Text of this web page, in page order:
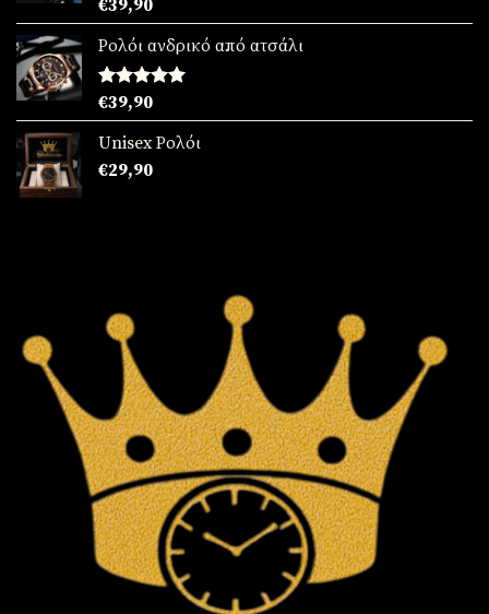
με5.00
από 5
€39,90
Ρολόι ανδρικό από ατσάλι
Βαθμολογήθηκε
με5.00
από 5
€39,90
Unisex Ρολόι
€29,90